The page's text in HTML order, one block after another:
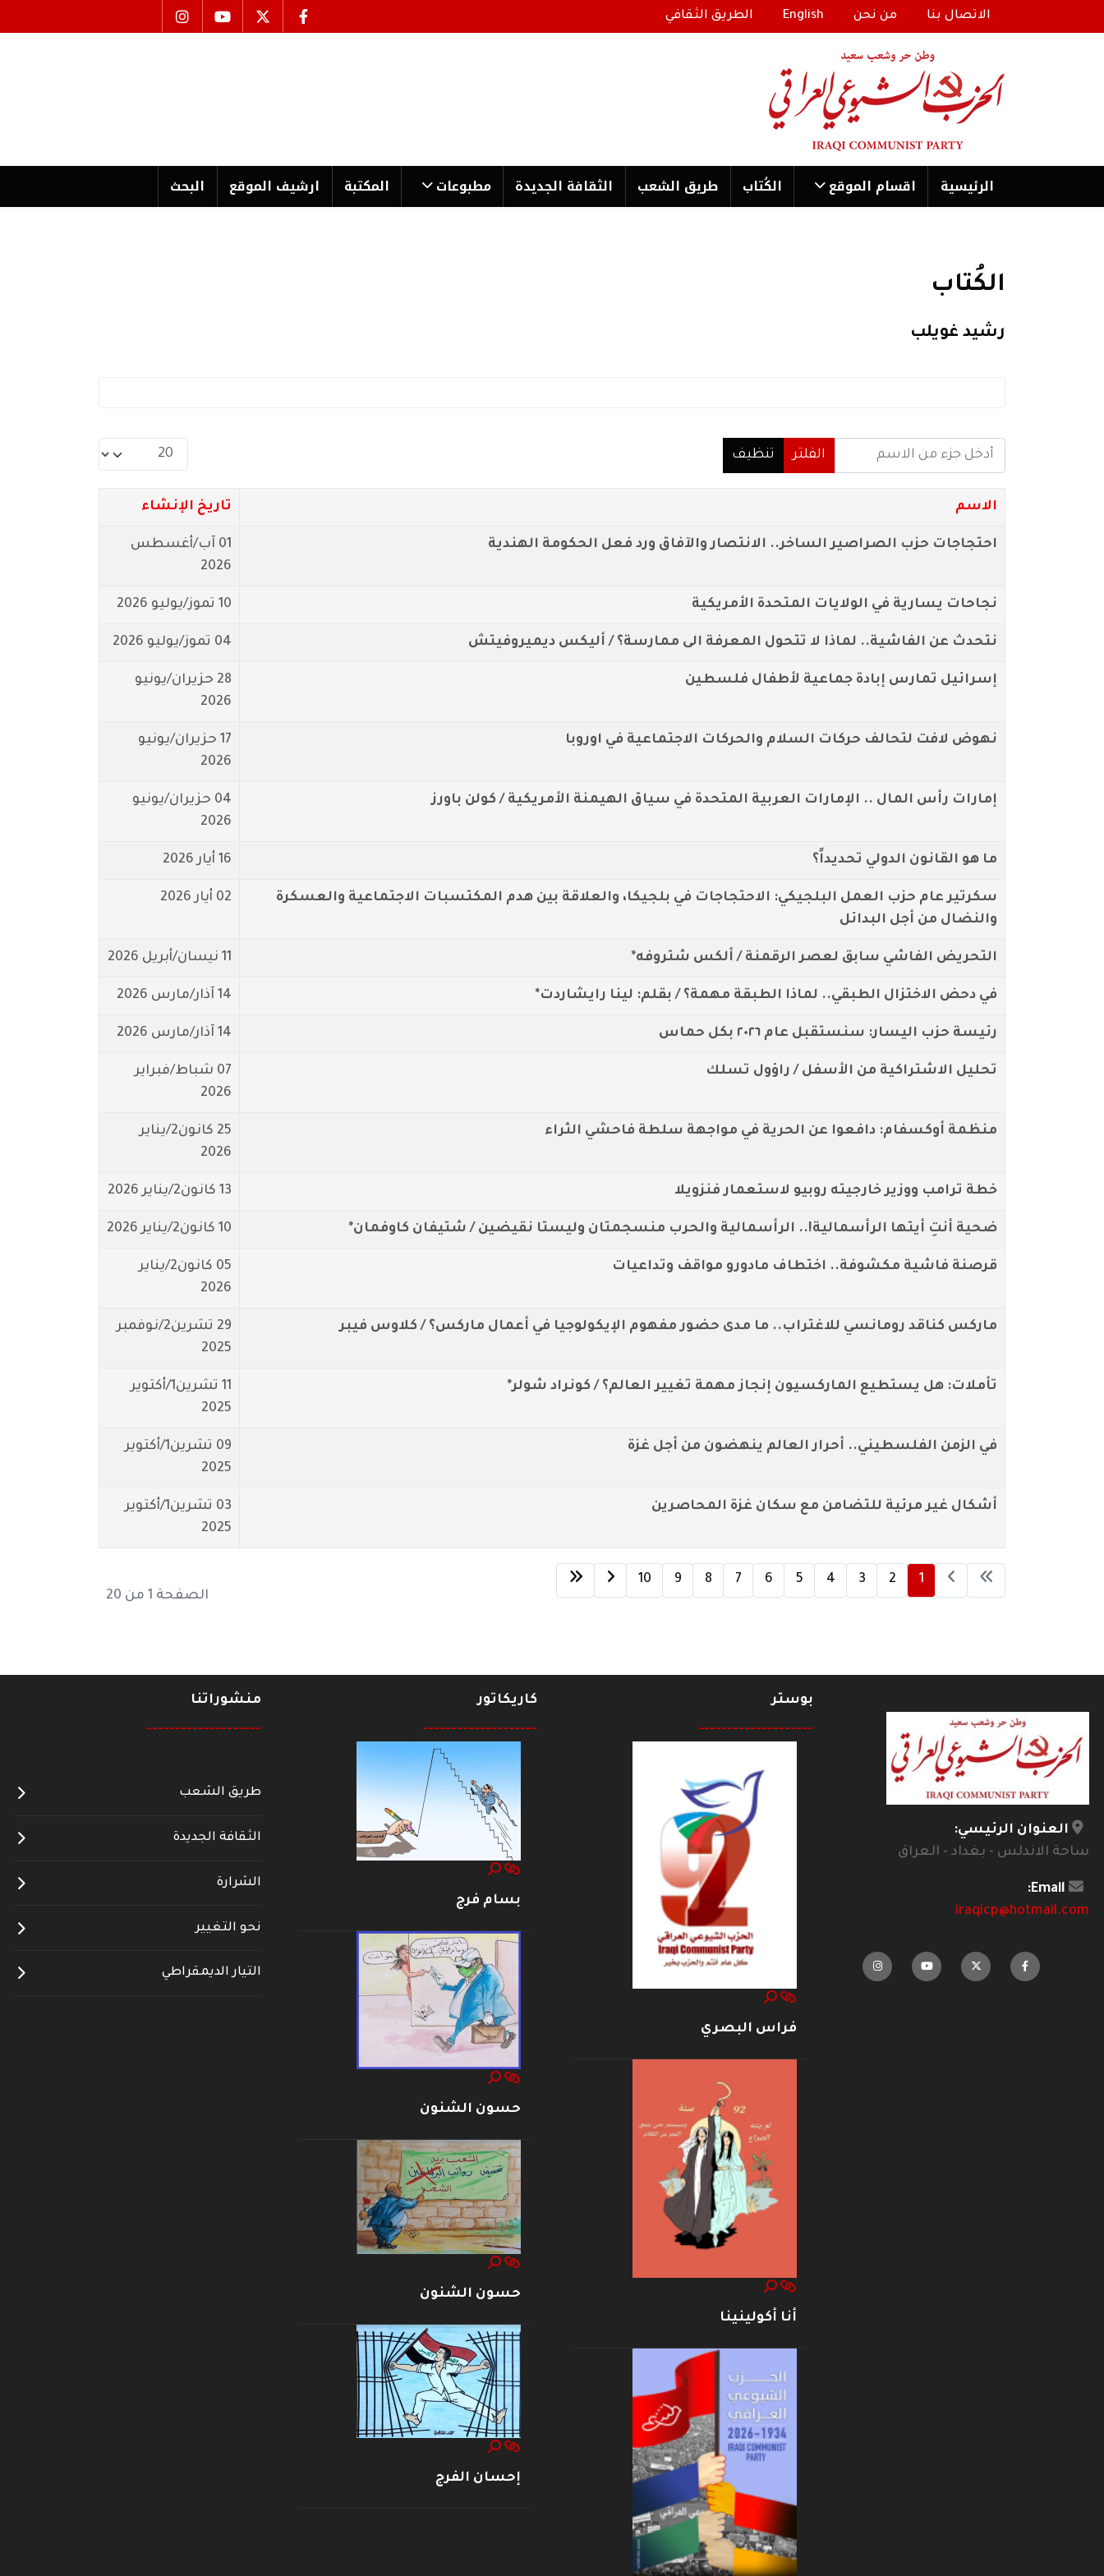
الاتصال بنا من نحن English الطريق الثقافي
الرئیسية اقسام الموقع الكُتاب طریق الشعب الثقافة الجدیدة مطبوعات المكتبة ارشیف الموقع البحث
الكُتاب
رشيد غويلب
أدخل جزء من الاسم
الفلتر تنظيف
عدد الإظهارات:
الاسم تاريخ الإنشاء
احتجاجات حزب الصراصير الساخر.. الانتصار والآفاق ورد فعل الحكومة الهندية
01 آب/أغسطس
2026
نجاحات يسارية في الولايات المتحدة الأمريكية 10 تموز/يوليو 2026
نتحدث عن الفاشية.. لماذا لا تتحول المعرفة الى ممارسة؟ / أليكس ديميروفيتش 04 تموز/يوليو 2026
إسرائيل تمارس إبادة جماعية لأطفال فلسطين
28 حزيران/يونيو
2026
نهوض لافت لتحالف حركات السلام والحركات الاجتماعية في اوروبا
17 حزيران/يونيو
2026
إمارات رأس المال .. الإمارات العربية المتحدة في سياق الهيمنة الأمريكية / كولن باورز
04 حزيران/يونيو
2026
ما هو القانون الدولي تحديداً؟ 16 أيار 2026
سكرتير عام حزب العمل البلجيكي: الاحتجاجات في بلجيكا، والعلاقة بين هدم المكتسبات الاجتماعية والعسكرة
والنضال من أجل البدائل
02 أيار 2026
التحريض الفاشي سابق لعصر الرقمنة / ألكس شتروفه* 11 نيسان/أبريل 2026
في دحض الاختزال الطبقي.. لماذا الطبقة مهمة؟ / بقلم: لينا رايشاردت* 14 آذار/مارس 2026
رئيسة حزب اليسار: سنستقبل عام ٢٠٢٦ بكل حماس 14 آذار/مارس 2026
تحليل الاشتراكية من الأسفل / راؤول تسلك
07 شباط/فبراير
2026
منظمة أوكسفام: دافعوا عن الحرية في مواجهة سلطة فاحشي الثراء
25 كانون2/يناير
2026
خطة ترامب ووزير خارجيته روبيو لاستعمار فنزويلا 13 كانون2/يناير 2026
ضحية أنتِ أيتها الرأسمالية!.. الرأسمالية والحرب منسجمتان وليستا نقيضين / شتيفان كاوفمان* 10 كانون2/يناير 2026
قرصنة فاشية مكشوفة.. اختطاف مادورو مواقف وتداعيات
05 كانون2/يناير
2026
ماركس كناقد رومانسي للاغتراب.. ما مدى حضور مفهوم الإيكولوجيا في أعمال ماركس؟ / كلاوس فيبر
29 تشرين2/نوفمبر
2025
تأملات: هل يستطيع الماركسيون إنجاز مهمة تغيير العالم؟ / كونراد شولر*
11 تشرين1/أكتوير
2025
في الزمن الفلسطيني.. أحرار العالم ينهضون من أجل غزة
09 تشرين1/أكتوير
2025
أشكال غير مرئية للتضامن مع سكان غزة المحاصرين
03 تشرين1/أكتوير
2025
الصفحة 1 من 20
1
2
3
4
5
6
7
8
9
10
العنوان الرئيسي:
ساحة الاندلس - بغداد - العراق
Email:
iraqicp@hotmail.com
بوستر
--------------------
فراس البصري
أنا أكولينينا
كاريكاتور
--------------------
بسام فرج
حسون الشنون
حسون الشنون
إحسان الفرج
منشوراتنا
--------------------
طريق الشعب
الثقافة الجديدة
الشرارة
نحو التغيير
التيار الديمقراطي